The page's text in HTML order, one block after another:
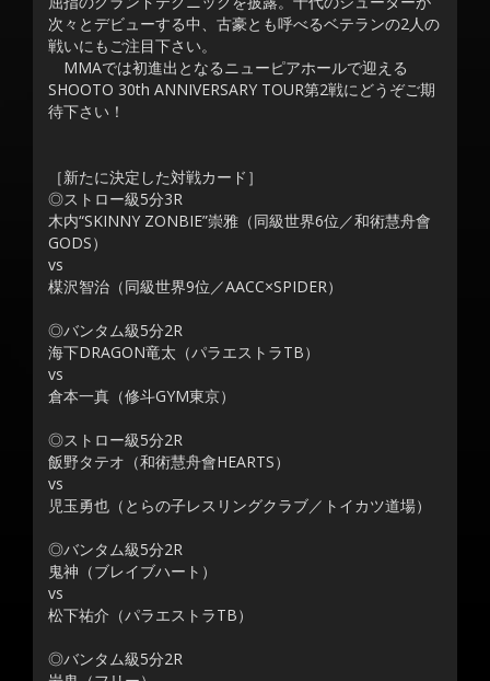
次々とデビューする中、古豪とも呼べるベテランの2人の
戦いにもご注目下さい。
MMAでは初進出となるニューピアホールで迎える
SHOOTO 30th ANNIVERSARY TOUR第2戦にどうぞご期
待下さい！
［新たに決定した対戦カード］
◎ストロー級5分3R
木内“SKINNY ZONBIE”崇雅（同級世界6位／和術慧舟會
GODS）
vs
楳沢智治（同級世界9位／AACC×SPIDER）
◎バンタム級5分2R
海下DRAGON竜太（パラエストラTB）
vs
倉本一真（修斗GYM東京）
◎ストロー級5分2R
飯野タテオ（和術慧舟會HEARTS）
vs
児玉勇也（とらの子レスリングクラブ／トイカツ道場）
◎バンタム級5分2R
鬼神（ブレイブハート）
vs
松下祐介（パラエストラTB）
◎バンタム級5分2R